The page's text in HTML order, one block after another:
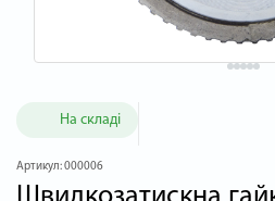
На складі
Артикул:000006